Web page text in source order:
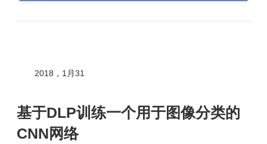
2018，1月31
基于DLP训练一个用于图像分类的
CNN网络